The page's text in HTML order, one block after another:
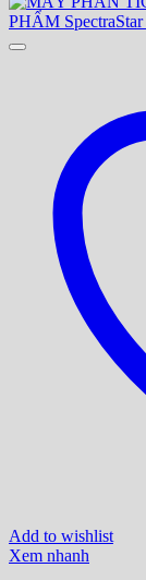
Add to wishlist
Xem nhanh